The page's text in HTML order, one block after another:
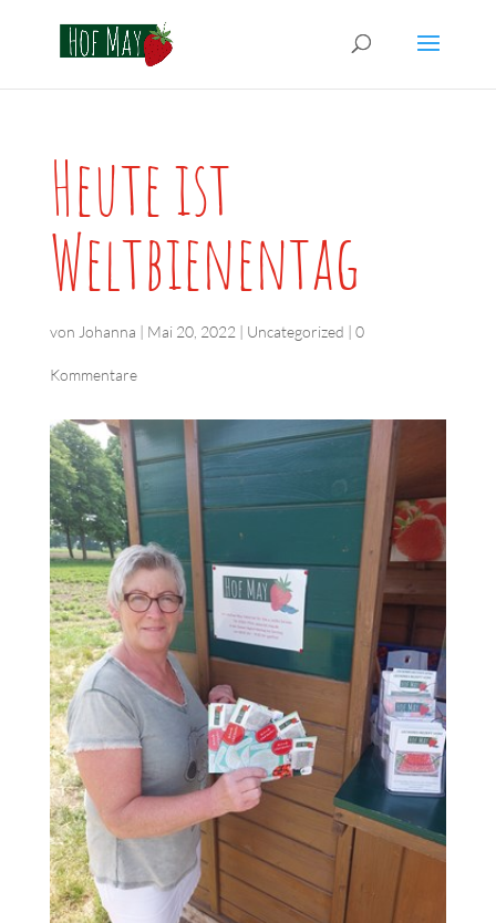
Heute ist
Weltbienentag
von Johanna | Mai 20, 2022 | Uncategorized | 0
Kommentare